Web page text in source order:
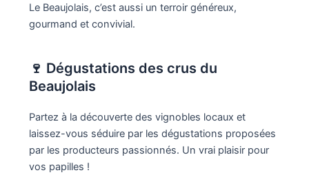
Le Beaujolais, c’est aussi un terroir généreux,
gourmand et convivial.
🍷 Dégustations des crus du
Beaujolais
Partez à la découverte des vignobles locaux et
laissez-vous séduire par les dégustations proposées
par les producteurs passionnés. Un vrai plaisir pour
vos papilles !